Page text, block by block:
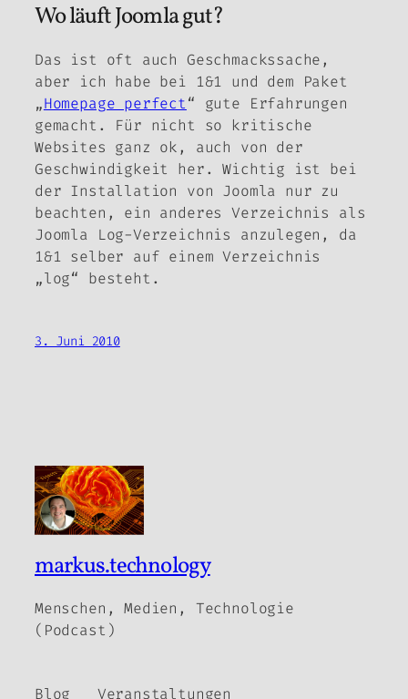
Wo läuft Joomla gut?
Das ist oft auch Geschmackssache,
aber ich habe bei 1&1 und dem Paket
„Homepage perfect“ gute Erfahrungen
gemacht. Für nicht so kritische
Websites ganz ok, auch von der
Geschwindigkeit her. Wichtig ist bei
der Installation von Joomla nur zu
beachten, ein anderes Verzeichnis als
Joomla Log-Verzeichnis anzulegen, da
1&1 selber auf einem Verzeichnis
„log“ besteht.
3. Juni 2010
markus.technology
Menschen, Medien, Technologie
(Podcast)
Blog Veranstaltungen